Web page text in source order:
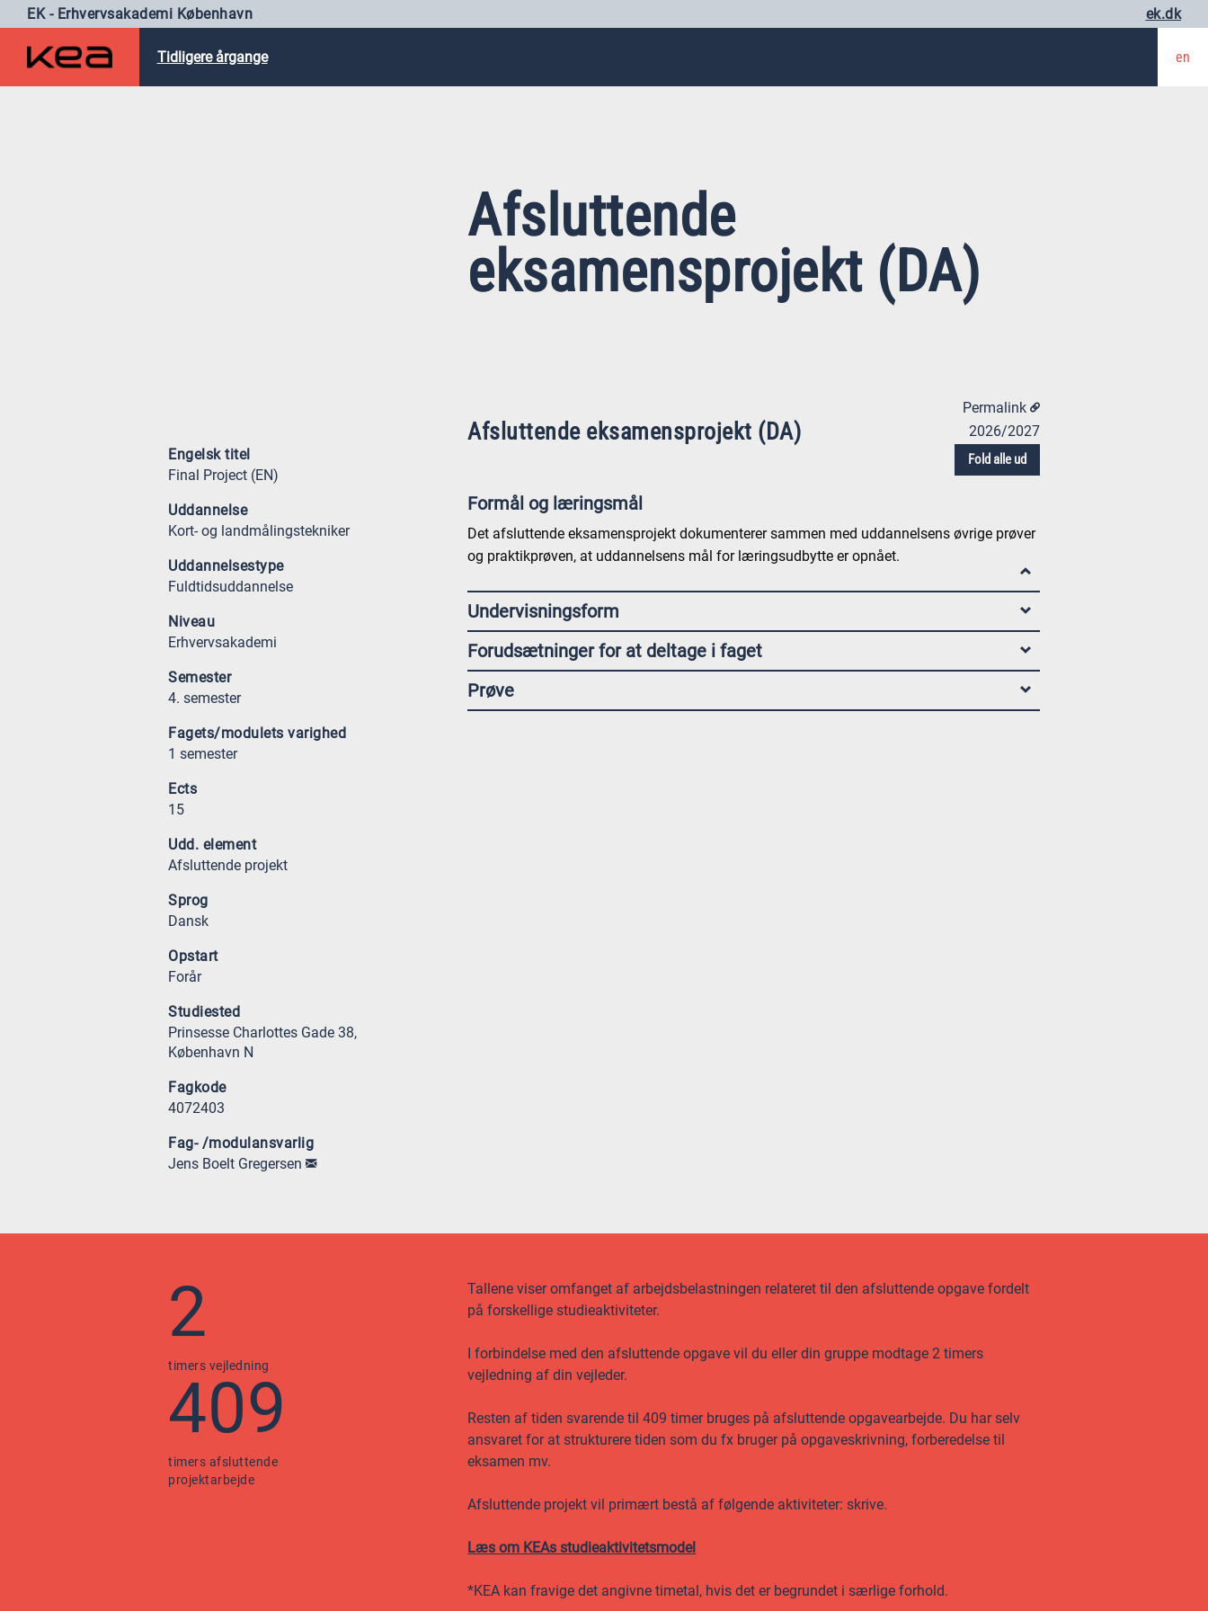
EK - Erhvervsakademi København ek.dk
Tidligere årgange en
Afsluttende
eksamensprojekt (DA)
Permalink
Afsluttende eksamensprojekt (DA)
2026/2027
Engelsk titel
Final Project (EN)
Uddannelse
Kort- og landmålingstekniker
Uddannelsestype
Fuldtidsuddannelse
Niveau
Erhvervsakademi
Semester
4. semester
Fagets/modulets varighed
1 semester
Ects
15
Udd. element
Afsluttende projekt
Sprog
Dansk
Opstart
Forår
Studiested
Prinsesse Charlottes Gade 38,
København N
Fagkode
4072403
Fag- /modulansvarlig
Jens Boelt Gregersen
Fold alle ud
Formål og læringsmål
Det afsluttende eksamensprojekt dokumenterer sammen med uddannelsens øvrige prøver
og praktikprøven, at uddannelsens mål for læringsudbytte er opnået.
Undervisningsform
Forudsætninger for at deltage i faget
Prøve
2
timers vejledning
409
timers afsluttende
projektarbejde
Tallene viser omfanget af arbejdsbelastningen relateret til den afsluttende opgave fordelt
på forskellige studieaktiviteter.
I forbindelse med den afsluttende opgave vil du eller din gruppe modtage 2 timers
vejledning af din vejleder.
Resten af tiden svarende til 409 timer bruges på afsluttende opgavearbejde. Du har selv
ansvaret for at strukturere tiden som du fx bruger på opgaveskrivning, forberedelse til
eksamen mv.
Afsluttende projekt vil primært bestå af følgende aktiviteter: skrive.
Læs om KEAs studieaktivitetsmodel
*KEA kan fravige det angivne timetal, hvis det er begrundet i særlige forhold.